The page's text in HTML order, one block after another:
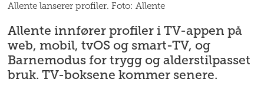
Allente lanserer profiler. Foto: Allente
Allente innfører profiler i TV-appen på
web, mobil, tvOS og smart-TV, og
Barnemodus for trygg og alderstilpasset
bruk. TV-boksene kommer senere.